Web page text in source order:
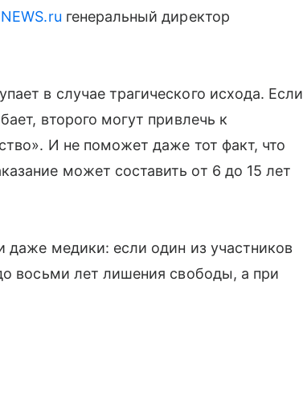
NEWS.ru генеральный директор
в случае трагического исхода. Если
второго могут привлечь к
И не поможет даже тот факт, что
может составить от 6 до 15 лет
медики: если один из участников
восьми лет лишения свободы, а при